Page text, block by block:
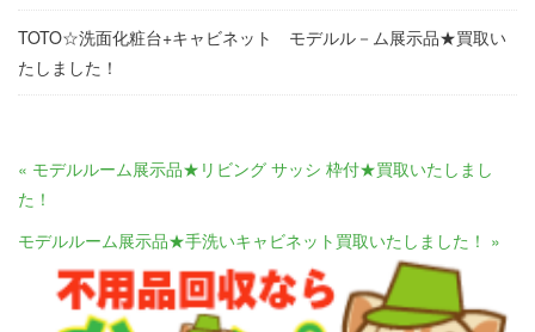
TOTO☆洗面化粧台+キャビネット モデルル－ム展示品★買取い
たしました！
« モデルルーム展示品★リビング サッシ 枠付★買取いたしまし
た！
モデルルーム展示品★手洗いキャビネット買取いたしました！ »